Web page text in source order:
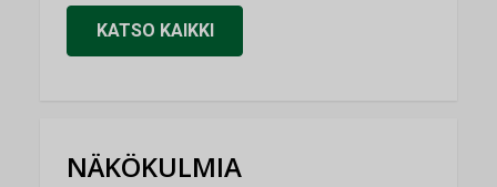
KATSO KAIKKI
NÄKÖKULMIA